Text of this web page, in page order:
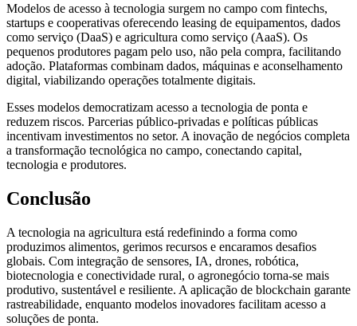
Modelos de acesso à tecnologia surgem no campo com fintechs,
startups e cooperativas oferecendo leasing de equipamentos, dados
como serviço (DaaS) e agricultura como serviço (AaaS). Os
pequenos produtores pagam pelo uso, não pela compra, facilitando
adoção. Plataformas combinam dados, máquinas e aconselhamento
digital, viabilizando operações totalmente digitais.
Esses modelos democratizam acesso a tecnologia de ponta e
reduzem riscos. Parcerias público-privadas e políticas públicas
incentivam investimentos no setor. A inovação de negócios completa
a transformação tecnológica no campo, conectando capital,
tecnologia e produtores.
Conclusão
A tecnologia na agricultura está redefinindo a forma como
produzimos alimentos, gerimos recursos e encaramos desafios
globais. Com integração de sensores, IA, drones, robótica,
biotecnologia e conectividade rural, o agronegócio torna-se mais
produtivo, sustentável e resiliente. A aplicação de blockchain garante
rastreabilidade, enquanto modelos inovadores facilitam acesso a
soluções de ponta.